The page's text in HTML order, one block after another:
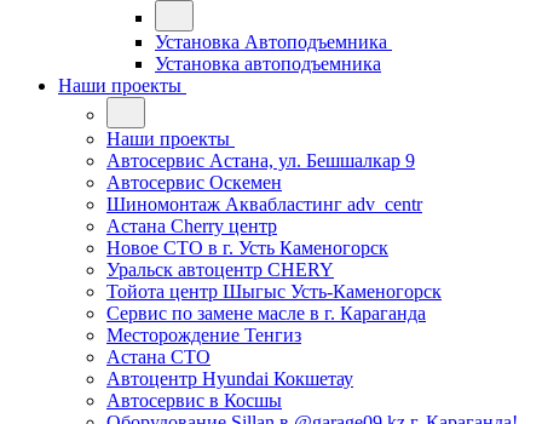
Установка Автоподъемника
Установка автоподъемника
Наши проекты
Наши проекты
Автосервис Астана, ул. Бешшалкар 9
Автосервис Оскемен
Шиномонтаж Аквабластинг adv_centr
Астана Cherry центр
Новое СТО в г. Усть Каменогорск
Уральск автоцентр CHERY
Тойота центр Шыгыс Усть-Каменогорск
Сервис по замене масле в г. Караганда
Месторождение Тенгиз
Астана СТО
Автоцентр Hyundai Кокшетау
Автосервис в Косшы